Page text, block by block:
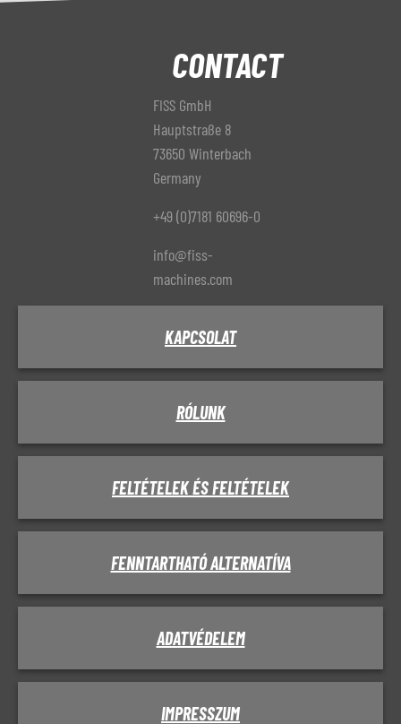
CONTACT
FISS GmbH
Hauptstraße 8
73650 Winterbach
Germany
+49 (0)7181 60696-0
info@fiss-
machines.com
KAPCSOLAT
RÓLUNK
FELTÉTELEK ÉS FELTÉTELEK
FENNTARTHATÓ ALTERNATÍVA
ADATVÉDELEM
IMPRESSZUM